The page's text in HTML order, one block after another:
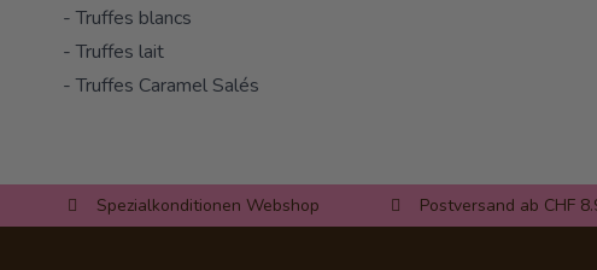
- Truffes blancs
- Truffes lait
- Truffes Caramel Salés
Spezialkonditionen Webshop Postversand ab CHF